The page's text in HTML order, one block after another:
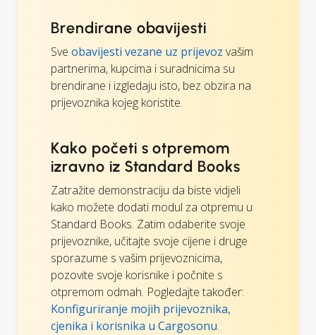
Brendirane obavijesti
Sve obavijesti vezane uz prijevoz vašim
partnerima, kupcima i suradnicima su
brendirane i izgledaju isto, bez obzira na
prijevoznika kojeg koristite.
Kako početi s otpremom
izravno iz Standard Books
Zatražite demonstraciju da biste vidjeli
kako možete dodati modul za otpremu u
Standard Books. Zatim odaberite svoje
prijevoznike, učitajte svoje cijene i druge
sporazume s vašim prijevoznicima,
pozovite svoje korisnike i počnite s
otpremom odmah. Pogledajte također:
Konfiguriranje mojih prijevoznika,
cjenika i korisnika u Cargosonu.